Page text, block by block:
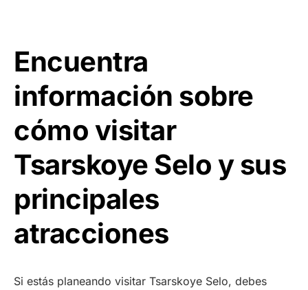
Encuentra
información sobre
cómo visitar
Tsarskoye Selo y sus
principales
atracciones
Si estás planeando visitar Tsarskoye Selo, debes